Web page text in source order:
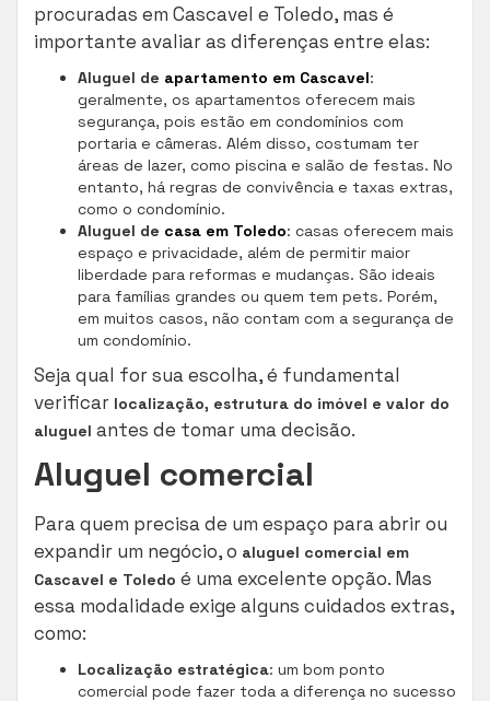
procuradas em Cascavel e Toledo, mas é
importante avaliar as diferenças entre elas:
Aluguel de apartamento em Cascavel:
geralmente, os apartamentos oferecem mais
segurança, pois estão em condomínios com
portaria e câmeras. Além disso, costumam ter
áreas de lazer, como piscina e salão de festas. No
entanto, há regras de convivência e taxas extras,
como o condomínio.
Aluguel de casa em Toledo: casas oferecem mais
espaço e privacidade, além de permitir maior
liberdade para reformas e mudanças. São ideais
para famílias grandes ou quem tem pets. Porém,
em muitos casos, não contam com a segurança de
um condomínio.
Seja qual for sua escolha, é fundamental
verificar localização, estrutura do imóvel e valor do
aluguel antes de tomar uma decisão.
Aluguel comercial
Para quem precisa de um espaço para abrir ou
expandir um negócio, o aluguel comercial em
Cascavel e Toledo é uma excelente opção. Mas
essa modalidade exige alguns cuidados extras,
como:
Localização estratégica: um bom ponto
comercial pode fazer toda a diferença no sucesso